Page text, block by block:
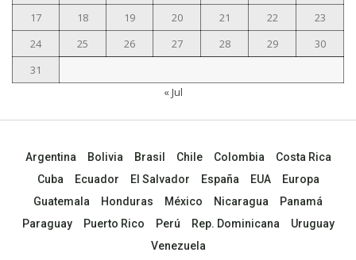
17
18 19 20 21 22
23
24
25 26 27 28 29
30
31
« Jul
Argentina Bolivia Brasil Chile Colombia
Costa Rica
Cuba
Ecuador El Salvador España EUA
Europa
Guatemala
Honduras México Nicaragua
Panamá
Paraguay
Puerto Rico Perú Rep. Dominicana
Uruguay
Venezuela